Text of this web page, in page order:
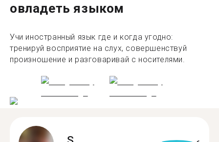
овладеть языком
Учи иностранный язык где и когда угодно:
тренируй восприятие на слух, совершенствуй
произношение и разговаривай с носителями.